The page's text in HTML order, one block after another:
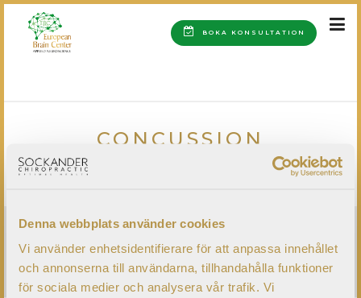
Denna webbplats använder cookies
Vi använder enhetsidentifierare för att anpassa innehållet
och annonserna till användarna, tillhandahålla funktioner
för sociala medier och analysera vår trafik. Vi
BOKA KONSULTATION
CONCUSSION
(INSTAGRAM POST)-3
FÖLJ OSS PÅ SOCIALA MEDIER